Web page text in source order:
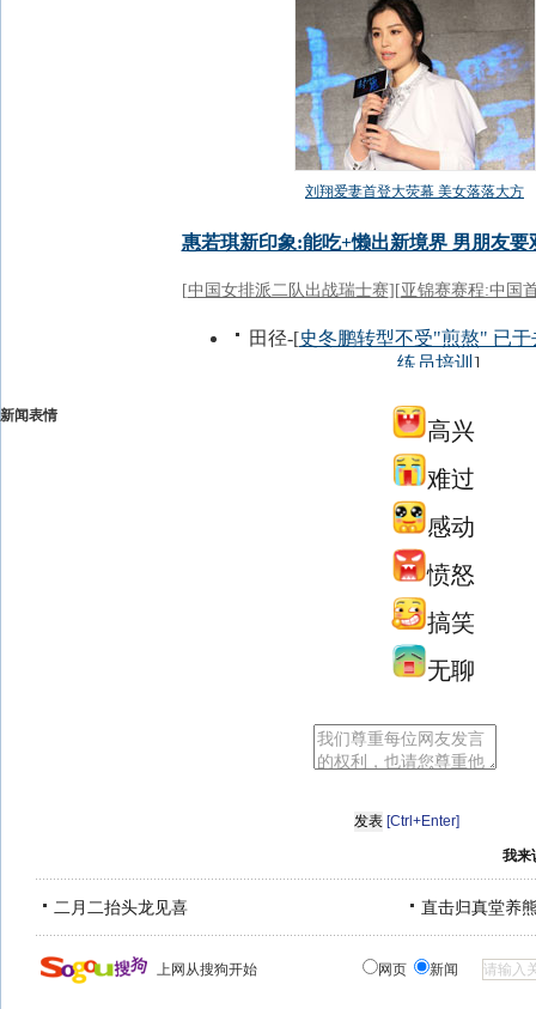
新闻表情
高兴
难过
感动
愤怒
搞笑
无聊
[Ctrl+Enter]
我来
二月二抬头龙见喜 直击归真堂养
上网从搜狗开始 网页 新闻